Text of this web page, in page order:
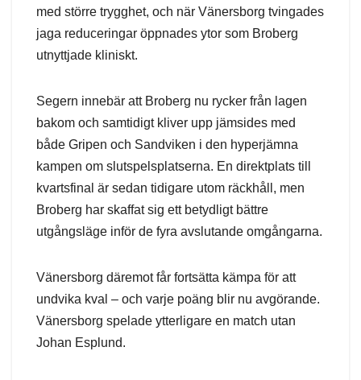
med större trygghet, och när Vänersborg tvingades
jaga reduceringar öppnades ytor som Broberg
utnyttjade kliniskt.
Segern innebär att Broberg nu rycker från lagen
bakom och samtidigt kliver upp jämsides med
både Gripen och Sandviken i den hyperjämna
kampen om slutspelsplatserna. En direktplats till
kvartsfinal är sedan tidigare utom räckhåll, men
Broberg har skaffat sig ett betydligt bättre
utgångsläge inför de fyra avslutande omgångarna.
Vänersborg däremot får fortsätta kämpa för att
undvika kval – och varje poäng blir nu avgörande.
Vänersborg spelade ytterligare en match utan
Johan Esplund.